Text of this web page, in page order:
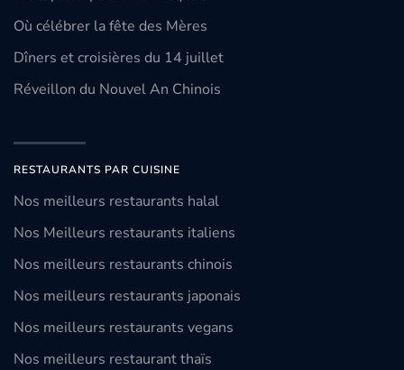
Où célébrer la fête des Mères
Dîners et croisières du 14 juillet
Réveillon du Nouvel An Chinois
RESTAURANTS PAR CUISINE
Nos meilleurs restaurants halal
Nos Meilleurs restaurants italiens
Nos meilleurs restaurants chinois
Nos meilleurs restaurants japonais
Nos meilleurs restaurants vegans
Nos meilleurs restaurant thaïs